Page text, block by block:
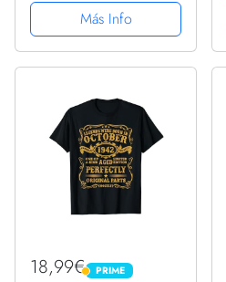
Año de Nacimiento
1942 | Póster
Cumpleaños Vintage |
cumpleaños mujer |...
Más Info
18,99€ PRIME
PRIME